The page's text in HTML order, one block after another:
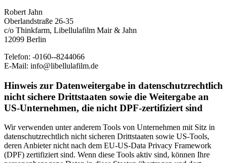
Robert Jahn
Oberlandstraße 26-35
c/o Thinkfarm, Libellulafilm Mair & Jahn
12099 Berlin
Telefon: -0160--8244066
E-Mail: info@libellulafilm.de
Hinweis zur Datenweitergabe in datenschutzrechtlich
nicht sichere Drittstaaten sowie die Weitergabe an
US-Unternehmen, die nicht DPF-zertifiziert sind
Wir verwenden unter anderem Tools von Unternehmen mit Sitz in
datenschutzrechtlich nicht sicheren Drittstaaten sowie US-Tools,
deren Anbieter nicht nach dem EU-US-Data Privacy Framework
(DPF) zertifiziert sind. Wenn diese Tools aktiv sind, können Ihre